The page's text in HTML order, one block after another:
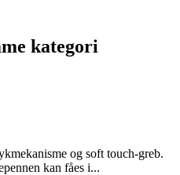
kategori
og soft touch-greb.
kan fåes i...